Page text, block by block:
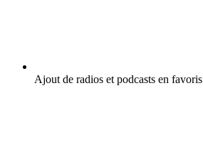
Ajout de radios et podcasts en favoris